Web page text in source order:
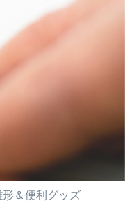
形＆便利グッズ